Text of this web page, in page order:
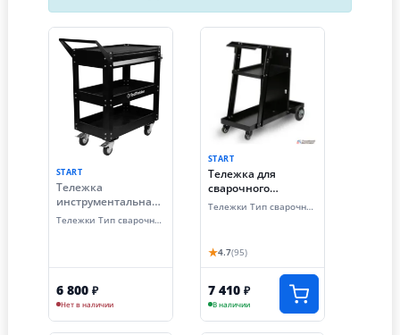
START
Тележка
инструментальная
с выдвижным
Тележки Тип сварочного расходника
6 800 ₽
Нет в наличии
START
Тележка для
сварочного
аппарата START
Тележки Тип сварочного расходника
★4.7(95)
7 410 ₽
В наличии